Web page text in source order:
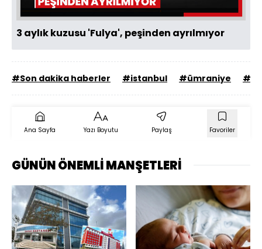
3 aylık kuzusu 'Fulya', peşinden ayrılmıyor
#Son dakika haberler #istanbul #ümraniye
Ana Sayfa Yazı Boyutu Paylaş Favoriler
GÜNÜN ÖNEMLİ MANŞETLERİ